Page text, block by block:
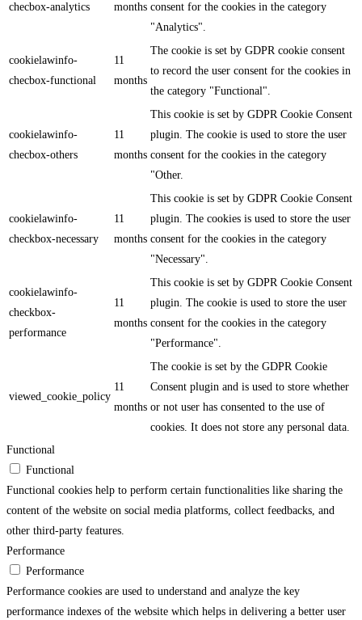
checbox-analytics
months consent for the cookies in the category
"Analytics".
cookielawinfo-
checbox-functional
11
months
The cookie is set by GDPR cookie consent
to record the user consent for the cookies in
the category "Functional".
cookielawinfo-
checbox-others
11
months
This cookie is set by GDPR Cookie Consent
plugin. The cookie is used to store the user
consent for the cookies in the category
"Other.
cookielawinfo-
checkbox-necessary
11
months
This cookie is set by GDPR Cookie Consent
plugin. The cookies is used to store the user
consent for the cookies in the category
"Necessary".
cookielawinfo-
checkbox-
performance
11
months
This cookie is set by GDPR Cookie Consent
plugin. The cookie is used to store the user
consent for the cookies in the category
"Performance".
viewed_cookie_policy
11
months
The cookie is set by the GDPR Cookie
Consent plugin and is used to store whether
or not user has consented to the use of
cookies. It does not store any personal data.
Functional
Functional
Functional cookies help to perform certain functionalities like sharing the
content of the website on social media platforms, collect feedbacks, and
other third-party features.
Performance
Performance
Performance cookies are used to understand and analyze the key
performance indexes of the website which helps in delivering a better user